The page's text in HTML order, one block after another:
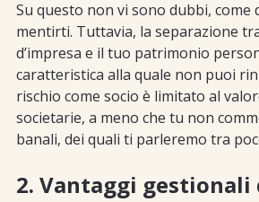
Su questo non vi sono dubbi,
mentirti. Tuttavia, la separazione
d’impresa e il tuo patrimonio
caratteristica alla quale non puoi
rischio come socio è limitato al
societarie, a meno che tu non
banali, dei quali ti parleremo tra
2. Vantaggi gestionali